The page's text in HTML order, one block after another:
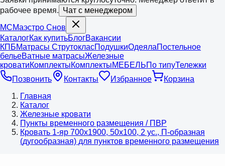
рабочее время. Чат с менеджером
МСМаэстро Снов
КаталогКак купитьБлогВакансии
КПБМатрасы СтрутокласПодушкиОдеялаПостельное
бельеВатные матрасыЖелезные
кроватиКомплектыКомплектыМЕБЕЛЬПо типуТележки
Позвонить
Контакты Избранное
Корзина
Главная
Каталог
Железные кровати
Пункты временного размещения / ПВР
Кровать 1-яр 700х1900, 50х100, 2 ус., П-образная
(дугообразная) для пунктов временного размещения